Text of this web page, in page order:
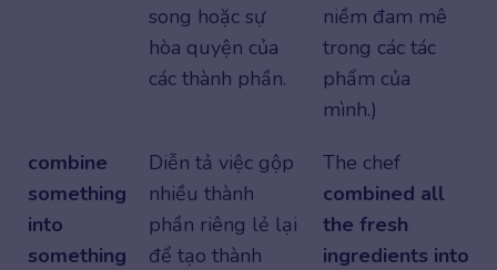
song hoặc sự
hòa quyện của
các thành phần.
niềm đam mê
trong các tác
phẩm của
mình.)
combine
something
into
something
Diễn tả việc gộp
nhiều thành
phần riêng lẻ lại
để tạo thành
The chef
combined all
the fresh
ingredients into